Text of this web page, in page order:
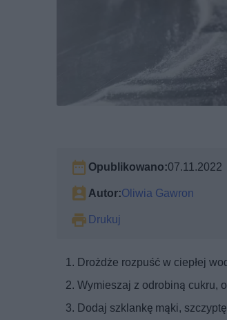
Opublikowano:07.11.2022
Autor:Oliwia Gawron
Drukuj
Drożdże rozpuść w ciepłej
Wymieszaj z odrobiną cukru,
Dodaj szklankę mąki,